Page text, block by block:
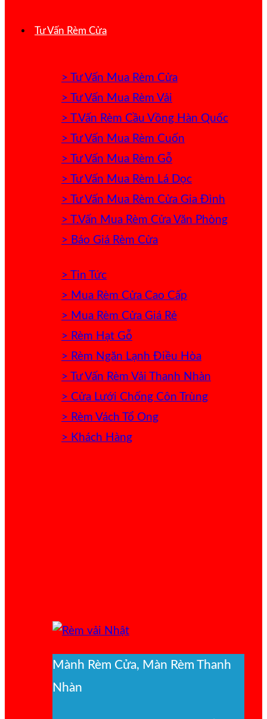
Tư Vấn Rèm Cửa
> Tư Vấn Mua Rèm Cửa
> Tư Vấn Mua Rèm Vải
> T.Vấn Rèm Cầu Vồng Hàn Quốc
> Tư Vấn Mua Rèm Cuốn
> Tư Vấn Mua Rèm Gỗ
> Tư Vấn Mua Rèm Lá Dọc
> Tư Vấn Mua Rèm Cửa Gia Đình
> T.Vấn Mua Rèm Cửa Văn Phòng
> Báo Giá Rèm Cửa
> Tin Tức
> Mua Rèm Cửa Cao Cấp
> Mua Rèm Cửa Giá Rẻ
> Rèm Hạt Gỗ
> Rèm Ngăn Lạnh Điều Hòa
> Tư Vấn Rèm Vải Thanh Nhàn
> Cửa Lưới Chống Côn Trùng
> Rèm Vách Tổ Ong
> Khách Hàng
Mành Rèm Cửa, Màn Rèm Thanh
Nhàn